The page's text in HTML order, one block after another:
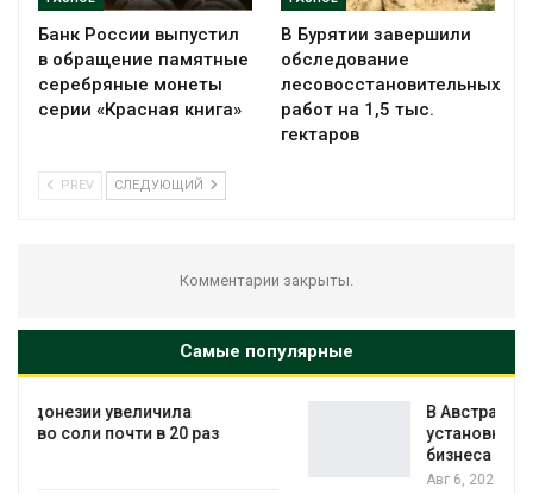
Банк России выпустил
в обращение памятные
серебряные монеты
серии «Красная книга»
В Бурятии завершили
обследование
лесовосстановительных
работ на 1,5 тыс.
гектаров
PREV СЛЕДУЮЩИЙ
Комментарии закрыты.
Самые популярные
В Австралии снизят стоимость
установки солнечных панелей для